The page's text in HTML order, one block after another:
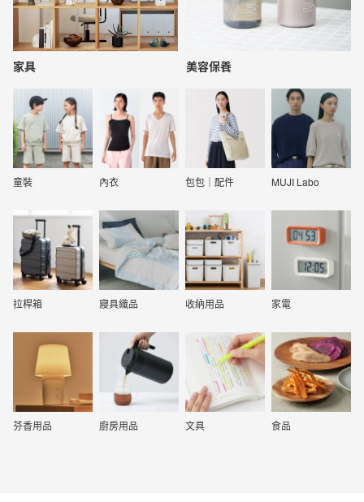
家具 美容保養
童裝 內衣 包包｜配件 MUJI Labo
拉桿箱 寢具織品 收納用品 家電
芬香用品 廚房用品 文具 食品